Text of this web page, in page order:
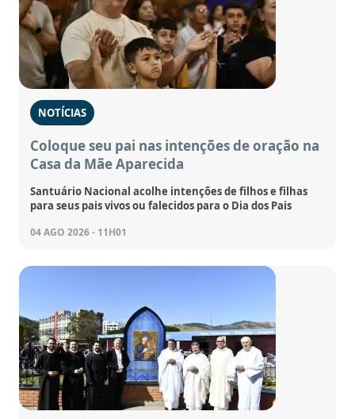
NOTÍCIAS
Coloque seu pai nas intenções de oração na
Casa da Mãe Aparecida
Santuário Nacional acolhe intenções de filhos e filhas
para seus pais vivos ou falecidos para o Dia dos Pais
04 AGO 2026 - 11H01